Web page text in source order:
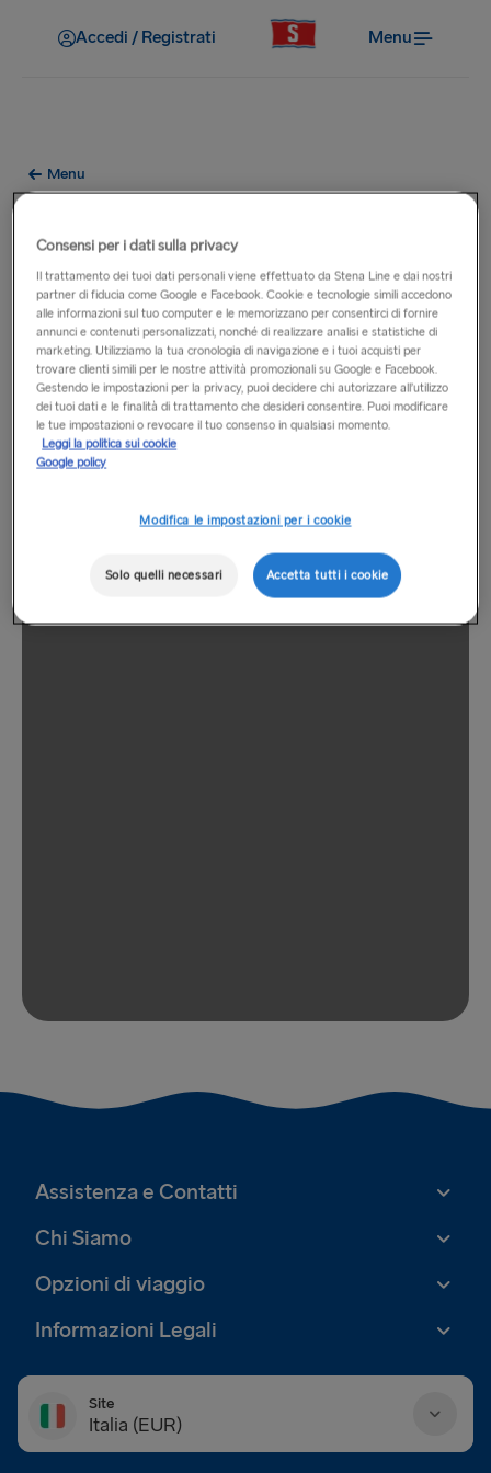
Accedi / Registrati Menu
Menu
traghetti Stena Germanica e
Stena Scandinavica
Assistenza e Contatti
Chi Siamo
Opzioni di viaggio
Informazioni Legali
Site
Italia (EUR)
Consensi per i dati sulla privacy
Il trattamento dei tuoi dati personali viene effettuato da Stena Line e dai nostri
partner di fiducia come Google e Facebook. Cookie e tecnologie simili accedono
alle informazioni sul tuo computer e le memorizzano per consentirci di fornire
annunci e contenuti personalizzati, nonché di realizzare analisi e statistiche di
marketing. Utilizziamo la tua cronologia di navigazione e i tuoi acquisti per
trovare clienti simili per le nostre attività promozionali su Google e Facebook.
Gestendo le impostazioni per la privacy, puoi decidere chi autorizzare all’utilizzo
dei tuoi dati e le finalità di trattamento che desideri consentire. Puoi modificare
le tue impostazioni o revocare il tuo consenso in qualsiasi momento.
Leggi la politica sui cookie
Google policy
Modifica le impostazioni per i cookie
Solo quelli necessari Accetta tutti i cookie